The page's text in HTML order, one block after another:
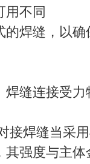
用不同
的焊缝，以
连接受力
焊缝当采用
其强度与主